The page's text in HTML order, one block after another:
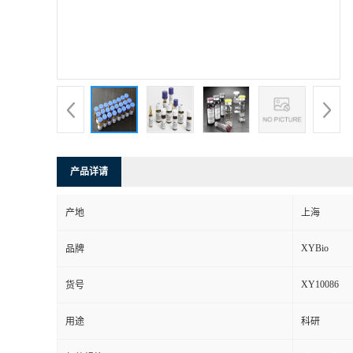
产品详请
产地 上海
品牌 XYBio
货号 XY10086
用途 科研